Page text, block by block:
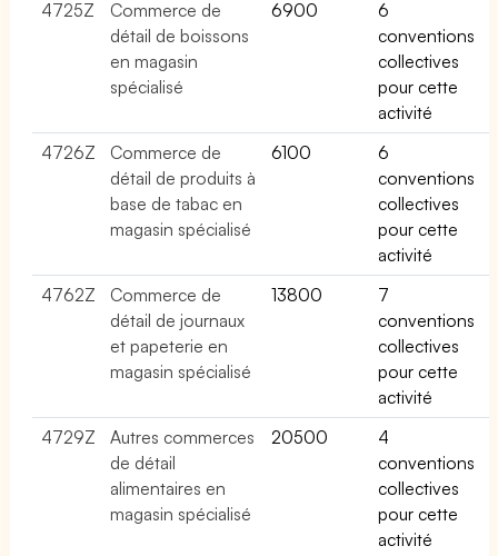
4725Z
Commerce de
détail de boissons
en magasin
spécialisé
6900
6
conventions
collectives
pour cette
activité
4726Z
Commerce de
détail de produits à
base de tabac en
magasin spécialisé
6100
6
conventions
collectives
pour cette
activité
4762Z
Commerce de
détail de journaux
et papeterie en
magasin spécialisé
13800
7
conventions
collectives
pour cette
activité
4729Z
Autres commerces
de détail
alimentaires en
magasin spécialisé
20500
4
conventions
collectives
pour cette
activité